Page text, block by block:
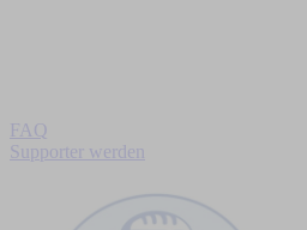
FAQ
Supporter werden